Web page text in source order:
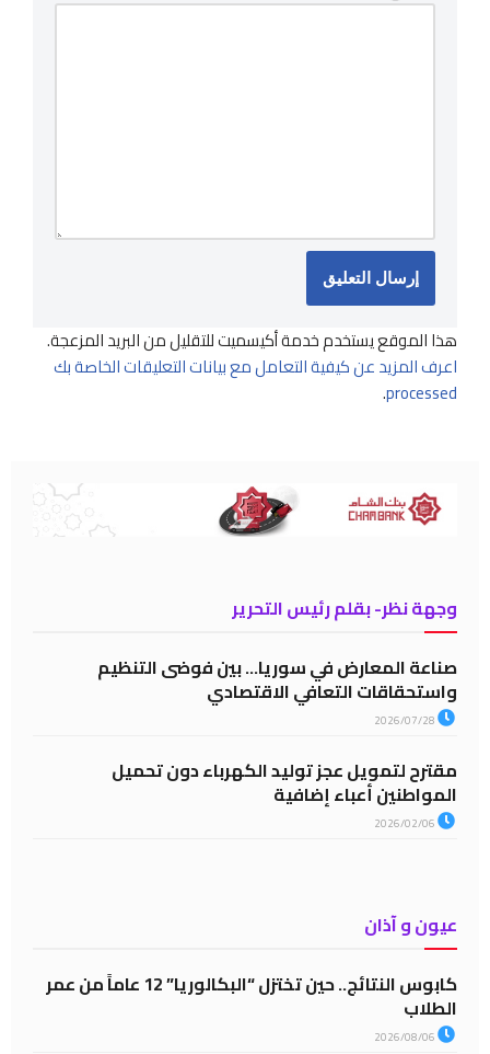
هذا الموقع يستخدم خدمة أكيسميت للتقليل من البريد المزعجة.
اعرف المزيد عن كيفية التعامل مع بيانات التعليقات الخاصة بك
processed
.
وجهة نظر- بقلم رئيس التحرير
صناعة المعارض في سوريا… بين فوضى التنظيم
واستحقاقات التعافي الاقتصادي
مقترح لتمويل عجز توليد الكهرباء دون تحميل
المواطنين أعباء إضافية
عيون و آذان
كابوس النتائج.. حين تختزل “البكالوريا” 12 عاماً من عمر
الطلاب